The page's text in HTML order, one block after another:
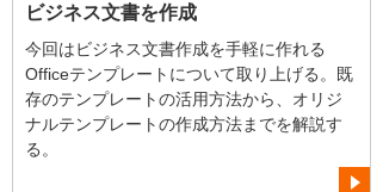
ビジネス文書を作成
今回はビジネス文書作成を手軽に作れる
Officeテンプレートについて取り上げる。既
存のテンプレートの活用方法から、オリジ
ナルテンプレートの作成方法までを解説す
る。